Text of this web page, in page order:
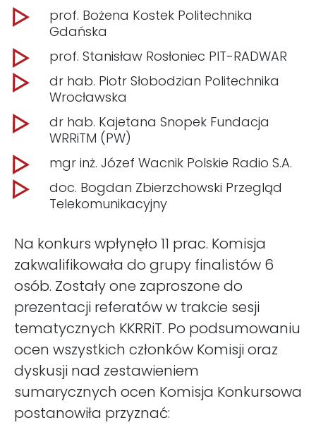
prof. Bożena Kostek Politechnika
Gdańska
prof. Stanisław Rosłoniec PIT-RADWAR
dr hab. Piotr Słobodzian Politechnika
Wrocławska
dr hab. Kajetana Snopek Fundacja
WRRiTM (PW)
mgr inż. Józef Wacnik Polskie Radio S.A.
doc. Bogdan Zbierzchowski Przegląd
Telekomunikacyjny
Na konkurs wpłynęło 11 prac. Komisja
zakwalifikowała do grupy finalistów 6
osób. Zostały one zaproszone do
prezentacji referatów w trakcie sesji
tematycznych KKRRiT. Po podsumowaniu
ocen wszystkich członków Komisji oraz
dyskusji nad zestawieniem
sumarycznych ocen Komisja Konkursowa
postanowiła przyznać: